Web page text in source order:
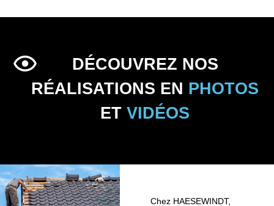
DÉCOUVREZ NOS
RÉALISATIONS EN PHOTOS
ET VIDÉOS
Chez HAESEWINDT,